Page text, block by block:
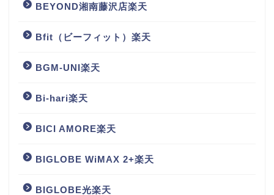
BEYOND湘南藤沢店楽天
Bfit（ビーフィット）楽天
BGM‐UNI楽天
Bi-hari楽天
BICI AMORE楽天
BIGLOBE WiMAX 2+楽天
BIGLOBE光楽天